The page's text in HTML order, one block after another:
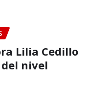
Lilia Cedillo
nivel